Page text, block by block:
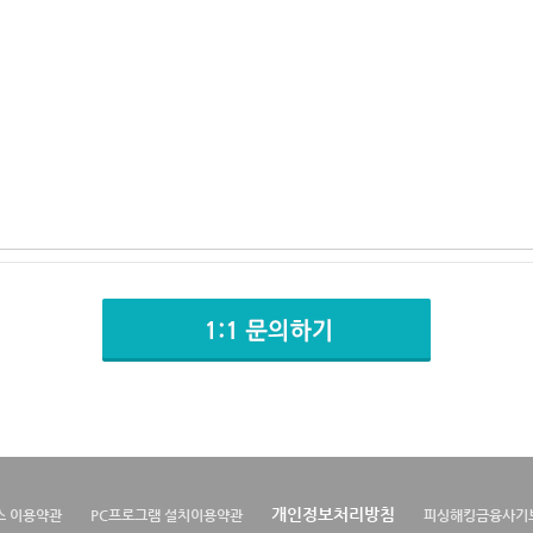
이용약관 PC프로그램 설치이용약관 개인정보처리방침 피싱해킹금융사기